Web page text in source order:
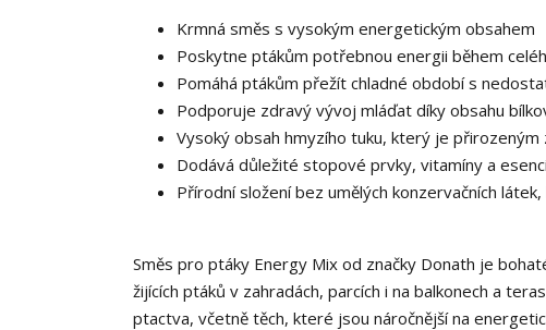
Krmná směs s vysokým energetickým obsahem
Poskytne ptákům potřebnou energii během
Pomáhá ptákům přežít chladné období s
Podporuje zdravý vývoj mláďat díky obsahu
Vysoký obsah hmyzího tuku, který je
Dodává důležité stopové prvky, vitamíny a
Přírodní složení bez umělých konzervačních
Směs pro ptáky Energy Mix od značky Donath je
žijících ptáků v zahradách, parcích i na balkonech a
ptactva, včetně těch, které jsou náročnější na